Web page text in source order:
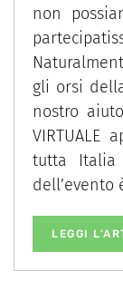
non
gli orsi
nostro
tutta Italia
dell’evento
LEGGI